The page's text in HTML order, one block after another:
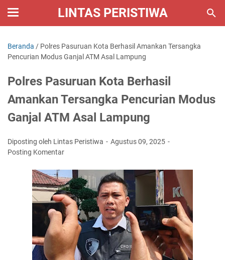
LINTAS PERISTIWA
Beranda / Polres Pasuruan Kota Berhasil Amankan Tersangka
Pencurian Modus Ganjal ATM Asal Lampung
Polres Pasuruan Kota Berhasil
Amankan Tersangka Pencurian Modus
Ganjal ATM Asal Lampung
Diposting oleh Lintas Peristiwa
Agustus 09, 2025
Posting Komentar